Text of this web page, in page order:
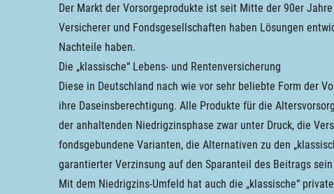
Der Markt der Vorsorgeprodukte ist seit Mitte der 90er
Versicherer und Fondsgesellschaften haben Lösungen
Nachteile haben.
Die „klassische“ Lebens- und Rentenversicherung
Diese in Deutschland nach wie vor sehr beliebte Form der
ihre Daseinsberechtigung. Alle Produkte für die
der anhaltenden Niedrigzinsphase zwar unter Druck, die
fondsgebundene Varianten, die Alternativen zu den
garantierter Verzinsung auf den Sparanteil des Beitrags
Mit dem Niedrigzins-Umfeld hat auch die „klassische“